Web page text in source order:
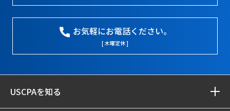
お気軽にお電話ください。
[ 木曜定休 ]
USCPAを知る